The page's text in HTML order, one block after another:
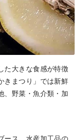
た大きな食感が特徴
きまつり」では新鮮
、野菜・魚介類・加